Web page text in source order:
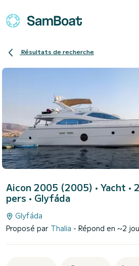
Résultats de recherche
Aicon 2005 (2005) • Yacht •
pers • Glyfáda
Glyfáda
Proposé par Thalia - Répond en ~2